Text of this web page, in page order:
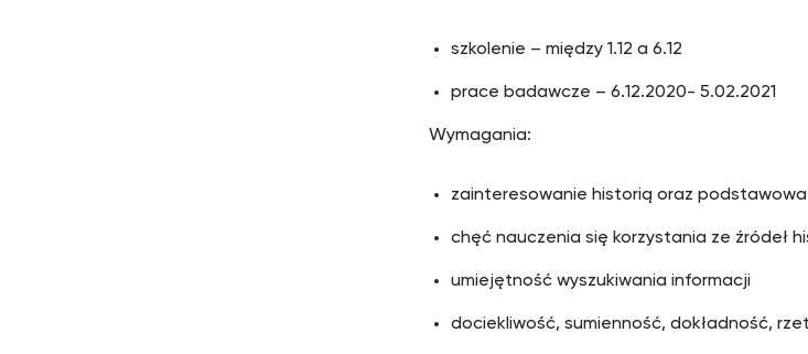
szkolenie – między 1.12 a 6.12
prace badawcze – 6.12.2020- 5.02.2021
Wymagania:
zainteresowanie historią oraz
chęć nauczenia się korzystania ze źródeł
umiejętność wyszukiwania informacji
dociekliwość, sumienność, dokładność,